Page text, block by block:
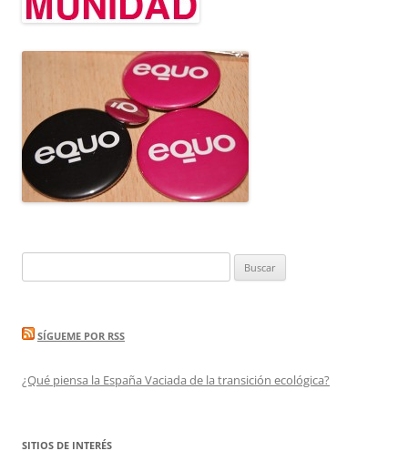
SÍGUEME POR RSS
¿Qué piensa la España Vaciada de la transición ecológica?
SITIOS DE INTERÉS